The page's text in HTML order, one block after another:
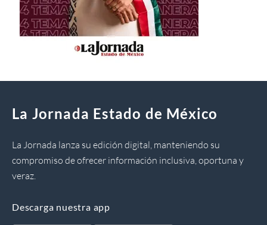
La Jornada Estado de México
La Jornada lanza su edición digital, manteniendo su
compromiso de ofrecer información inclusiva, oportuna y
veraz.
Descarga nuestra app